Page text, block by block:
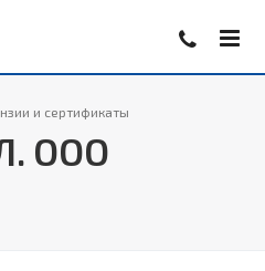
и сертификаты
ООО